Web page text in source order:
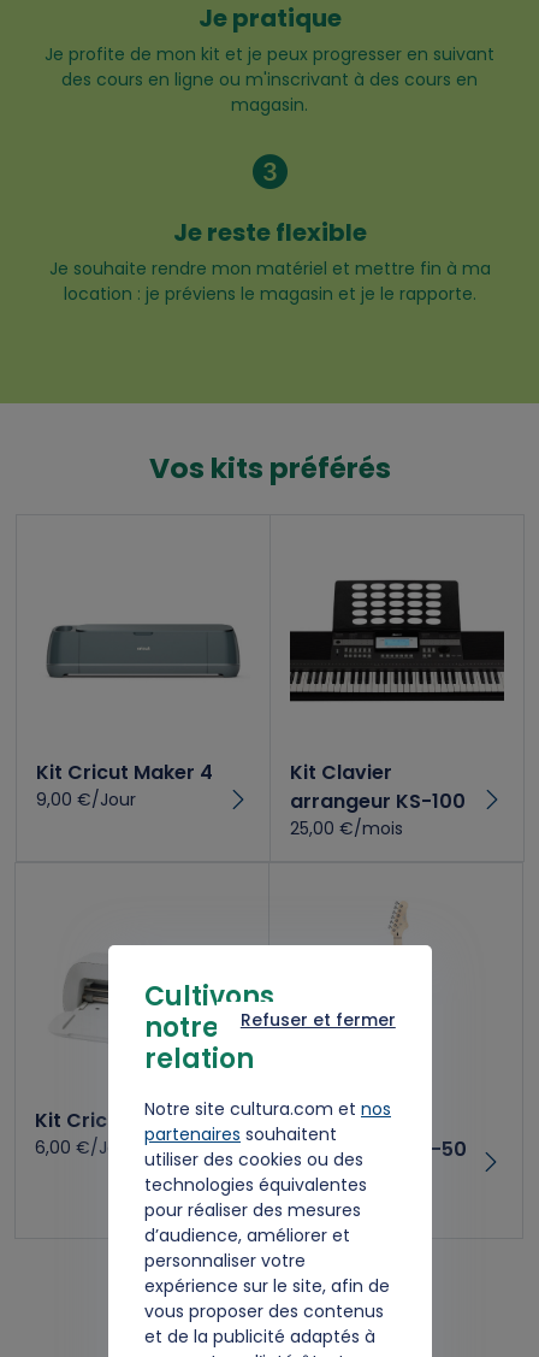
Cultivons
notre
relation
Notre site cultura.com et nos
partenaires souhaitent
utiliser des cookies ou des
technologies équivalentes
pour réaliser des mesures
d’audience, améliorer et
personnaliser votre
expérience sur le site, afin de
vous proposer des contenus
et de la publicité adaptés à
Refuser et fermer
Je pratique
Je profite de mon kit et je peux progresser en suivant
des cours en ligne ou m'inscrivant à des cours en
magasin.
Je reste flexible
Je souhaite rendre mon matériel et mettre fin à ma
location : je préviens le magasin et je le rapporte.
Vos kits préférés
Kit Cricut Maker 4
9,00 €/Jour
Kit Clavier
arrangeur KS-100
25,00 €/mois
Kit Cricut Joy Xtra
6,00 €/Jour
Kit guitare
électrique GES-50
DROITIER
30,00 €/mois
voir les kits préférés